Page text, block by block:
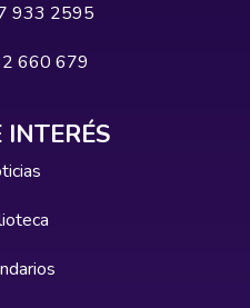
933 2595
660 679
INTERÉS